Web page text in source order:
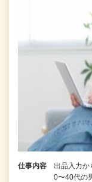
仕事内容
出品入力
0〜40代の